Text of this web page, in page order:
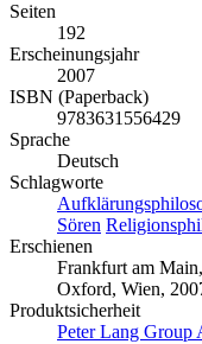
Seiten
192
Erscheinungsjahr
2007
ISBN (Paperback)
9783631556429
Sprache
Deutsch
Schlagworte
Sören
Erschienen
Frankfurt am
Oxford, Wien,
Produktsicherheit
Peter Lang Group